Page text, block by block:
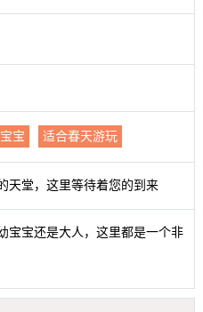
宝 适合春天游玩
天堂，这里等待着您的到来
宝宝还是大人，这里都是一个非